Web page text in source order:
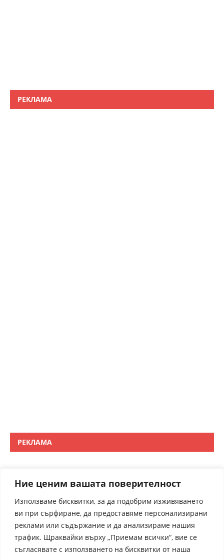
Ние ценим вашата поверителност
Използваме бисквитки, за да подобрим изживяването
ви при сърфиране, да предоставяме персонализирани
реклами или съдържание и да анализираме нашия
трафик. Щраквайки върху „Приемам всички“, вие се
съгласявате с използването на бисквитки от наша
РЕКЛАМА
РЕКЛАМА